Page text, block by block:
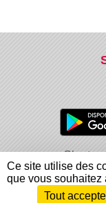
Charte
Informations
Envie de participer
Ce site utilise des
que vous souhaitez
Tout